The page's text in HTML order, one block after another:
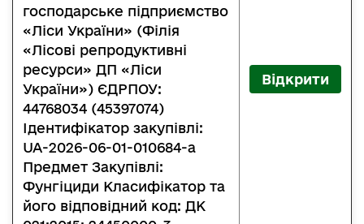
господарське підприємство
«Ліси України» (Філія
«Лісові репродуктивні
ресурси» ДП «Ліси
України») ЄДРПОУ:
44768034 (45397074)
Ідентифікатор закупівлі:
UA-2026-06-01-010684-a
Предмет Закупівлі:
Фунгіциди Класифікатор та
його відповідний код: ДК
Відкрити